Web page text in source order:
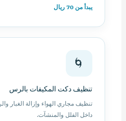
يبدأ من 70 ريال
🌀
تنظيف دكت المكيفات بالرس
تنظيف مجاري الهواء وإزالة الغبار
داخل الفلل والمنشآت.